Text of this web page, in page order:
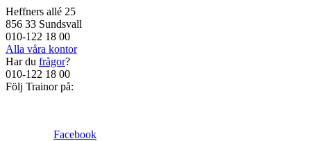
Heffners allé 25
856 33 Sundsvall
010-122 18 00
Alla våra kontor
Har du frågor?
010-122 18 00
Följ Trainor på:
Facebook